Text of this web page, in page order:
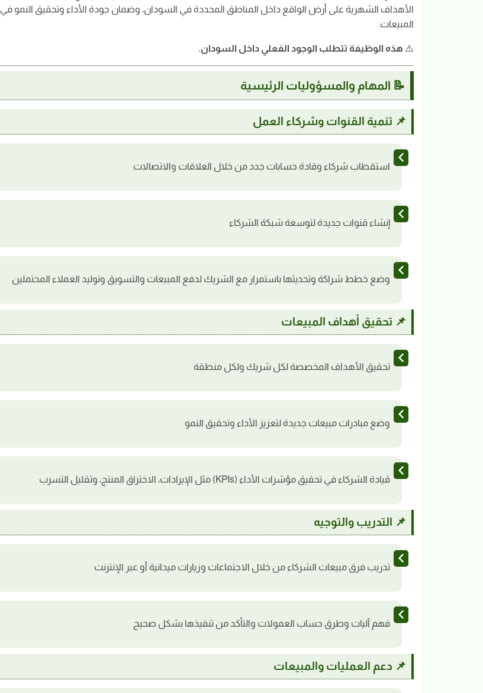
الأهداف الشهرية على أرض الواقع داخل المناطق المحددة في السودان، وضمان جودة الأداء وتحقيق النمو في
المبيعات.
⚠️ هذه الوظيفة تتطلب الوجود الفعلي داخل السودان.
📝 المهام والمسؤوليات الرئيسية
📌 تنمية القنوات وشركاء العمل
استقطاب شركاء وقادة حسابات جدد من خلال العلاقات والاتصالات
إنشاء قنوات جديدة لتوسعة شبكة الشركاء
وضع خطط شراكة وتحديثها باستمرار مع الشريك لدفع المبيعات والتسويق وتوليد العملاء المحتملين
📌 تحقيق أهداف المبيعات
تحقيق الأهداف المخصصة لكل شريك ولكل منطقة
وضع مبادرات مبيعات جديدة لتعزيز الأداء وتحقيق النمو
قيادة الشركاء في تحقيق مؤشرات الأداء (KPIs) مثل الإيرادات، الاختراق المنتج، وتقليل التسرب
📌 التدريب والتوجيه
تدريب فرق مبيعات الشركاء من خلال الاجتماعات وزيارات ميدانية أو عبر الإنترنت
فهم آليات وطرق حساب العمولات والتأكد من تنفيذها بشكل صحيح
📌 دعم العمليات والمبيعات